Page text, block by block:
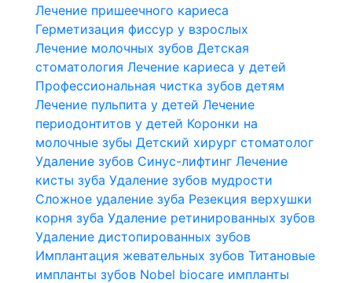
Лечение пришеечного кариеса
Герметизация фиссур у взрослых
Лечение молочных зубов Детская
стоматология Лечение кариеса у детей
Профессиональная чистка зубов детям
Лечение пульпита у детей Лечение
периодонтитов у детей Коронки на
молочные зубы Детский хирург стоматолог
Удаление зубов Синус-лифтинг Лечение
кисты зуба Удаление зубов мудрости
Сложное удаление зуба Резекция верхушки
корня зуба Удаление ретинированных зубов
Удаление дистопированных зубов
Имплантация жевательных зубов Титановые
импланты зубов Nobel biocare импланты